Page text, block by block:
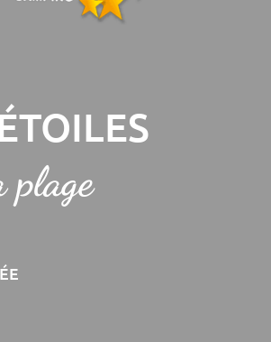
plage